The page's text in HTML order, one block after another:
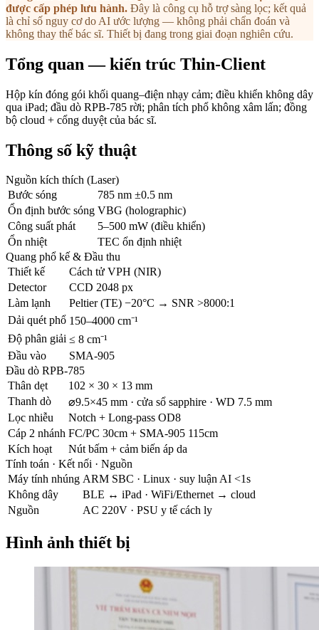
được cấp phép lưu hành. Đây là công cụ hỗ trợ sàng lọc; kết quả
là chỉ số nguy cơ do AI ước lượng — không phải chẩn đoán và
không thay thế bác sĩ. Thiết bị đang trong giai đoạn nghiên cứu.
Tổng quan — kiến trúc Thin-Client
Hộp kín đóng gói khối quang–điện nhạy cảm; điều khiển không dây
qua iPad; đầu dò RPB-785 rời; phân tích phổ không xâm lấn; đồng
bộ cloud + cổng duyệt của bác sĩ.
Thông số kỹ thuật
Nguồn kích thích (Laser)
Bước sóng
785 nm ±0.5 nm
Ổn định bước sóng VBG (holographic)
Công suất phát
5–500 mW (điều khiển)
Ổn nhiệt
TEC ổn định nhiệt
Quang phổ kế & Đầu thu
Thiết kế
Cách tử VPH (NIR)
Detector
CCD 2048 px
Làm lạnh
Peltier (TE) −20°C → SNR >8000:1
Dải quét phổ 150–4000 cm⁻¹
Độ phân giải ≤ 8 cm⁻¹
Đầu vào
SMA-905
Đầu dò RPB-785
Thân dẹt
102 × 30 × 13 mm
Thanh dò
⌀9.5×45 mm · cửa sổ sapphire · WD 7.5 mm
Lọc nhiễu
Notch + Long-pass OD8
Cáp 2 nhánh FC/PC 30cm + SMA-905 115cm
Kích hoạt
Nút bấm + cảm biến áp da
Tính toán · Kết nối · Nguồn
Máy tính nhúng ARM SBC · Linux · suy luận AI <1s
Không dây
BLE ↔ iPad · WiFi/Ethernet → cloud
Nguồn
AC 220V · PSU y tế cách ly
Hình ảnh thiết bị